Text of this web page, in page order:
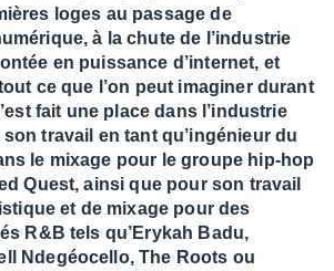
loges au passage de
à la chute de l’industrie
en puissance d’internet, et
ce que l’on peut imaginer durant
fait une place dans l’industrie
travail en tant qu’ingénieur du
le mixage pour le groupe hip-hop
Quest, ainsi que pour son travail
et de mixage pour des
R&B tels qu’Erykah Badu,
Ndegéocello, The Roots ou